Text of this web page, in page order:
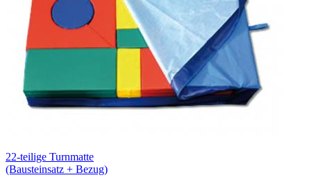
22-teilige Turnmatte
(Bausteinsatz + Bezug)